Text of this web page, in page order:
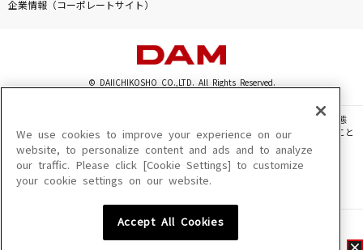
企業情報（コーポレートサイト）
© DAIICHIKOSHO CO.,LTD. All Rights Reserved.
このサイトに掲載されている一切の文章・画像・写真・動画・音声等を、手段や形態
を問わず、著作権法の定める範囲を超えて無断で複製、転載、ファイル化などすること
を禁じます。
楽曲及びコンテンツは、機種によりご利用いただけない場合があります。
楽曲及びコンテンツの配信日、配信内容が変更になる場合があります。
We use cookies to improve your experience on our
website, to personalize content and ads and to analyze
our traffic. Please click [Cookie Settings] to customize
your cookie settings on our website.
Accept All Cookies